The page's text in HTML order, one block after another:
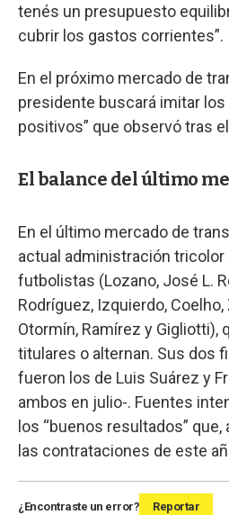
tenés un presupuesto
cubrir los gastos corrientes”.
En el próximo mercado de
presidente buscará imitar los
positivos” que observó tras
El balance del último
En el último mercado de
actual administración tricolor
futbolistas (Lozano, José L.
Rodríguez, Izquierdo, Coelho,
Otormín, Ramírez y Gigliotti),
titulares o alternan. Sus dos
fueron los de Luis Suárez y
ambos en julio-. Fuentes
los “buenos resultados”
las contrataciones de este
¿Encontraste un error? Reportar